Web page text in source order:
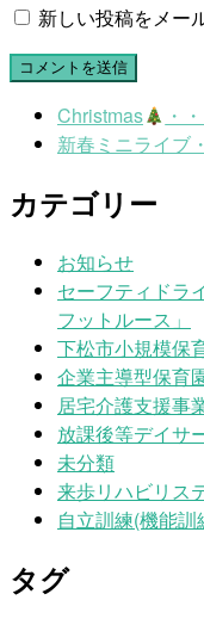
新しい投稿をメー
Christmas
・
新春ミニライブ
カテゴリー
お知らせ
セーフティド
フットルース」
下松市小規模保
企業主導型保育
居宅介護支援事
放課後等デイ
未分類
来歩リハビリス
自立訓練(機能
タグ